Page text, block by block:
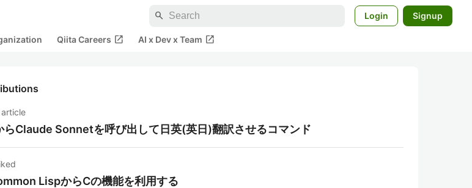
search Login Signup
Qiita Careers open_in_new AI x Dev x Team open_in_new
らClaude Sonnetを呼び出して日英(英日)翻訳させるコマンド
LispからCの機能を利用する